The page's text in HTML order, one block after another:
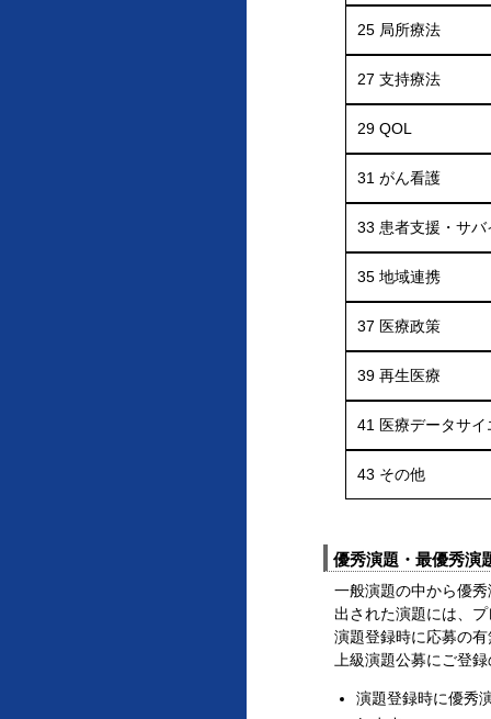
25 局所療法
27 支持療法
29 QOL
31 がん看護
33 患者支援・サ
35 地域連携
37 医療政策
39 再生医療
41 医療データサイ
43 その他
優秀演題・最優秀演
一般演題の中から優
出された演題には、
演題登録時に応募の
上級演題公募にご登
演題登録時に優秀